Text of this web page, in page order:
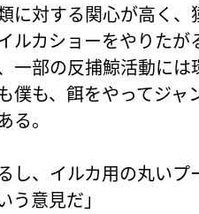
に対する関心が高く、
ルカショーをやりたが
一部の反捕鯨活動には
僕も、餌をやってジャ
。
し、イルカ用の丸いプ
意見だ」